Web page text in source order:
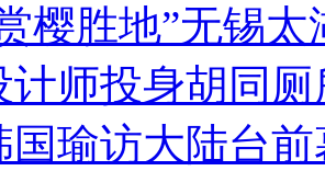
樱胜地”无锡
计师投身胡同
国瑜访大陆台